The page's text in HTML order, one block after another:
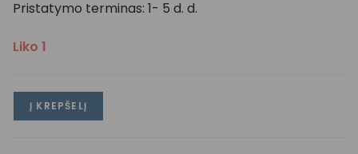
Pristatymo terminas: 1- 5 d. d.
Liko 1
Į KREPŠELĮ